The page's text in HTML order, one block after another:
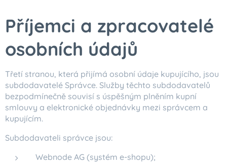
Příjemci a zpracovatelé
osobních údajů
Třetí stranou, která přijímá osobní údaje kupujícího, jsou
subdodavatelé Správce. Služby těchto subdodavatelů
bezpodmínečně souvisí s úspěšným plněním kupní
smlouvy a elektronické objednávky mezi správcem a
kupujícím.
Subdodavateli správce jsou:
Webnode AG (systém e-shopu);